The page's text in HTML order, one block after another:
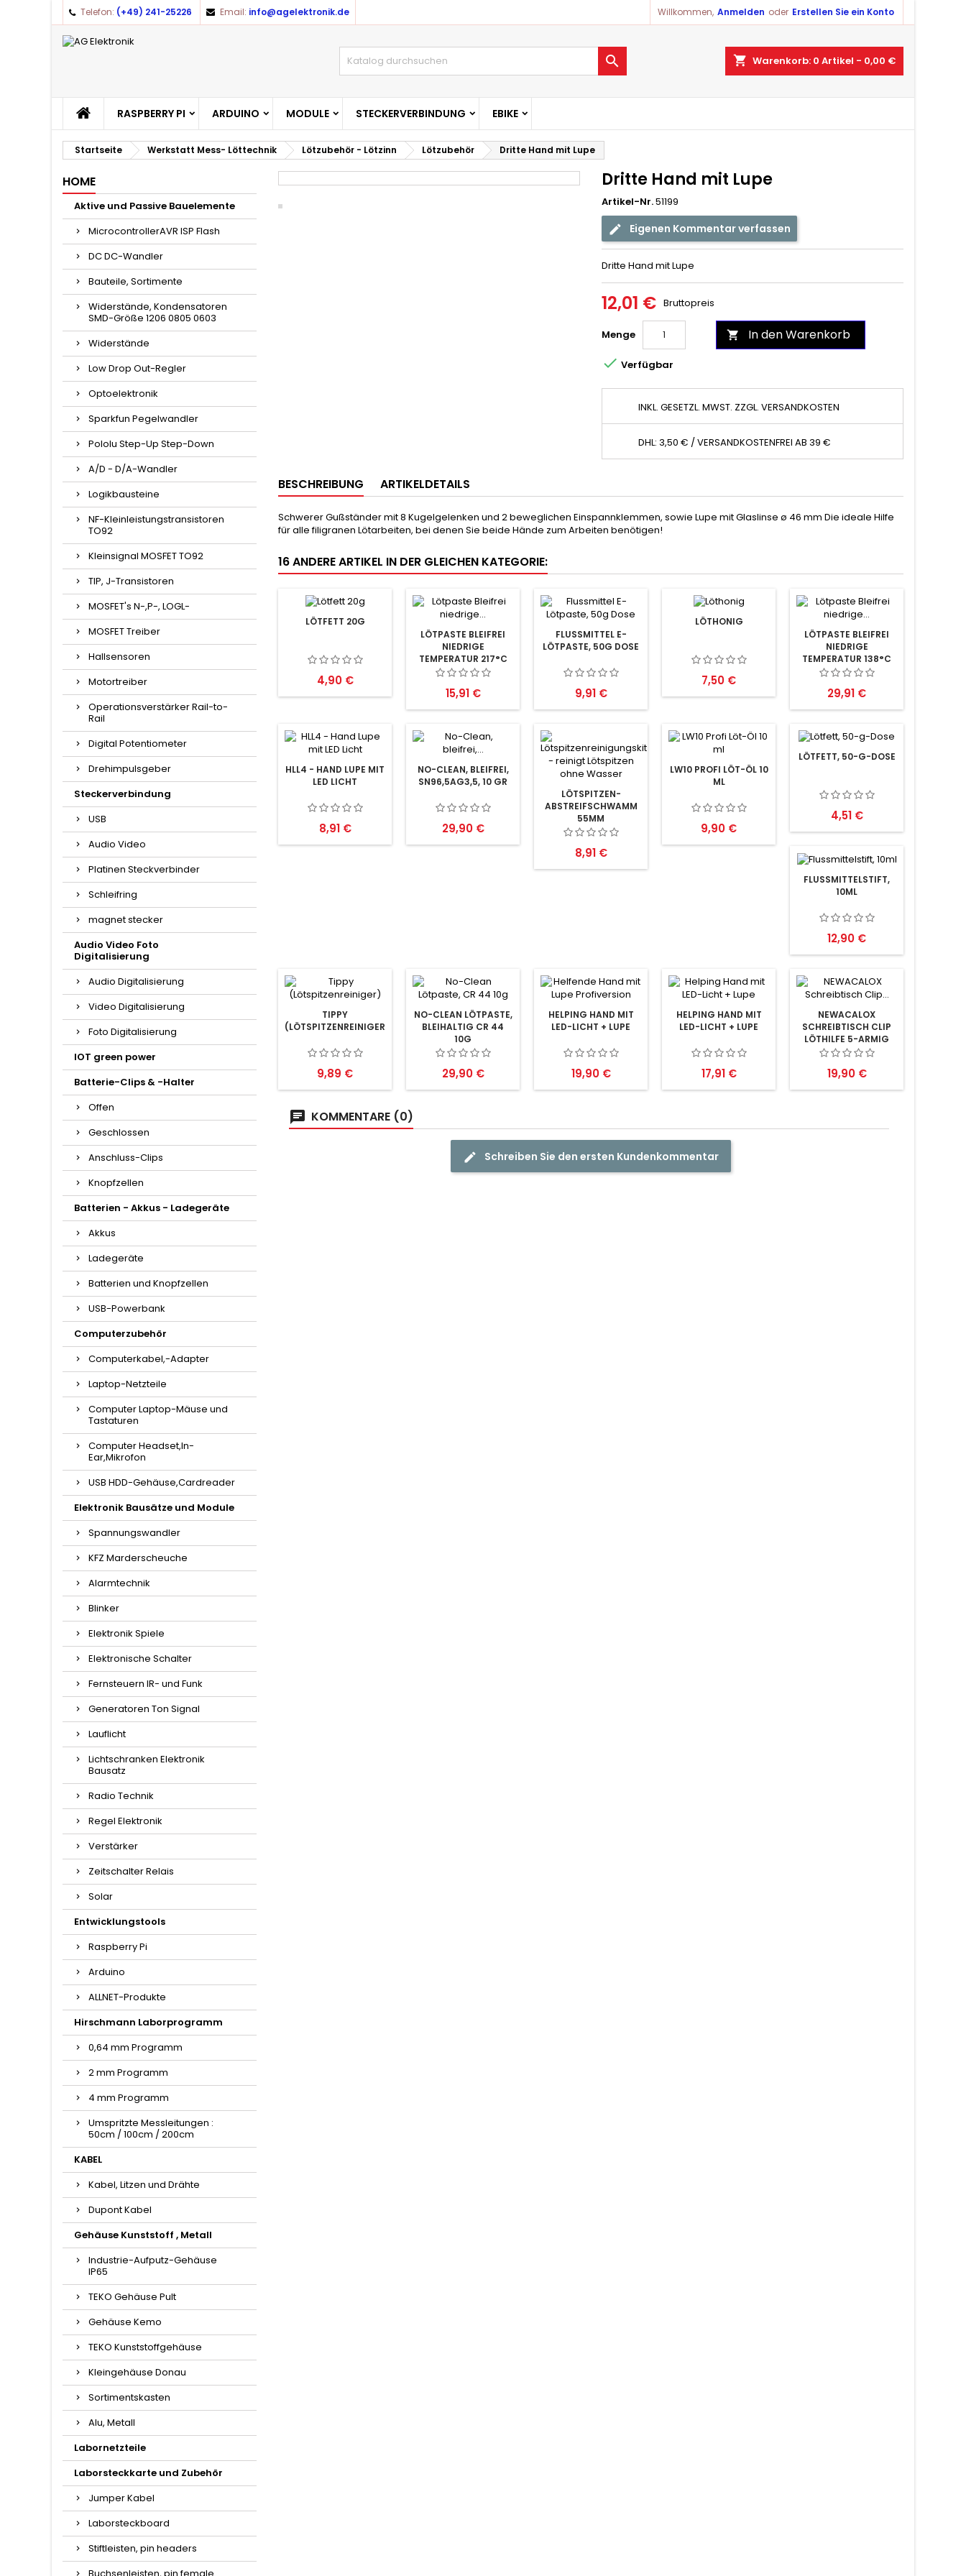
Telefon: (+49) 241-25226 Email: info@agelektronik.de Willkommen, Anmelden oder Erstellen Sie ein Konto
shopping_cart Warenkorb: 0 Artikel - 0,00 €

RASPBERRY PI ARDUINO MODULE STECKERVERBINDUNG EBIKE
Startseite Werkstatt Mess- Löttechnik Lötzubehör - Lötzinn Lötzubehör Dritte Hand mit Lupe
HOME
Aktive und Passive Bauelemente
MicrocontrollerAVR ISP Flash
DC DC-Wandler
Bauteile, Sortimente
Widerstände, Kondensatoren
SMD-Größe 1206 0805 0603
Widerstände
Low Drop Out-Regler
Optoelektronik
Sparkfun Pegelwandler
Pololu Step-Up Step-Down
A/D - D/A-Wandler
Logikbausteine
NF-Kleinleistungstransistoren
TO92
Kleinsignal MOSFET TO92
TIP, J-Transistoren
MOSFET's N-,P-, LOGL-
MOSFET Treiber
Hallsensoren
Motortreiber
Operationsverstärker Rail-to-
Rail
Digital Potentiometer
Drehimpulsgeber
Steckerverbindung
USB
Audio Video
Platinen Steckverbinder
Schleifring
magnet stecker
Audio Video Foto
Digitalisierung
Audio Digitalisierung
Video Digitalisierung
Foto Digitalisierung
IOT green power
Batterie-Clips & -Halter
Offen
Geschlossen
Anschluss-Clips
Knopfzellen
Batterien - Akkus - Ladegeräte
Akkus
Ladegeräte
Batterien und Knopfzellen
USB-Powerbank
Computerzubehör
Computerkabel,-Adapter
Laptop-Netzteile
Computer Laptop-Mäuse und
Tastaturen
Computer Headset,In-
Ear,Mikrofon
USB HDD-Gehäuse,Cardreader
Elektronik Bausätze und Module
Spannungswandler
KFZ Marderscheuche
Alarmtechnik
Blinker
Elektronik Spiele
Elektronische Schalter
Fernsteuern IR- und Funk
Generatoren Ton Signal
Lauflicht
Lichtschranken Elektronik
Bausatz
Radio Technik
Regel Elektronik
Verstärker
Zeitschalter Relais
Solar
Entwicklungstools
Raspberry Pi
Arduino
ALLNET-Produkte
Hirschmann Laborprogramm
0,64 mm Programm
2 mm Programm
4 mm Programm
Umspritzte Messleitungen :
50cm / 100cm / 200cm
KABEL
Kabel, Litzen und Drähte
Dupont Kabel
Gehäuse Kunststoff , Metall
Industrie-Aufputz-Gehäuse
IP65
TEKO Gehäuse Pult
Gehäuse Kemo
TEKO Kunststoffgehäuse
Kleingehäuse Donau
Sortimentskasten
Alu, Metall
Labornetzteile
Laborsteckkarte und Zubehör
Jumper Kabel
Laborsteckboard
Stiftleisten, pin headers
Dritte Hand mit Lupe
Artikel-Nr.51199
Eigenen Kommentar verfassen
Dritte Hand mit Lupe
12,01 € Bruttopreis
Menge  In den Warenkorb
 Verfügbar
INKL. GESETZL. MWST. ZZGL. VERSANDKOSTEN
DHL: 3,50 € / VERSANDKOSTENFREI AB 39 €
BESCHREIBUNG ARTIKELDETAILS
Schwerer Gußständer mit 8 Kugelgelenken und 2 beweglichen Einspannklemmen, sowie Lupe mit Glaslinse ø 46 mm Die ideale Hilfe
für alle filigranen Lötarbeiten, bei denen Sie beide Hände zum Arbeiten benötigen!
16 ANDERE ARTIKEL IN DER GLEICHEN KATEGORIE:
LÖTFETT 20G
Preis
4,90 €
LÖTPASTE BLEIFREI
NIEDRIGE
TEMPERATUR 217°C
35G
Preis
15,91 €
FLUSSMITTEL E-
LÖTPASTE, 50G DOSE
Preis
9,91 €
LÖTHONIG
Preis
7,50 €
LÖTPASTE BLEIFREI
NIEDRIGE
TEMPERATUR 138°C
15G
Preis
29,91 €
HLL4 - HAND LUPE MIT
LED LICHT
Preis
8,91 €
NO-CLEAN, BLEIFREI,
SN96,5AG3,5, 10 GR
Preis
29,90 €
LÖTSPITZEN-
ABSTREIFSCHWAMM
55MM
Preis
8,91 €
LW10 PROFI LÖT-ÖL 10
ML
Preis
9,90 €
LÖTFETT, 50-G-DOSE
Preis
4,51 €
FLUSSMITTELSTIFT,
10ML
Preis
12,90 €
TIPPY
(LÖTSPITZENREINIGER)
Preis
9,89 €
NO-CLEAN LÖTPASTE,
BLEIHALTIG CR 44
10G
Preis
29,90 €
HELPING HAND MIT
LED-LICHT + LUPE
Preis
19,90 €
HELPING HAND MIT
LED-LICHT + LUPE
Preis
17,91 €
NEWACALOX
SCHREIBTISCH CLIP
LÖTHILFE 5-ARMIG
Preis
19,90 €
KOMMENTARE (0)
Schreiben Sie den ersten Kundenkommentar